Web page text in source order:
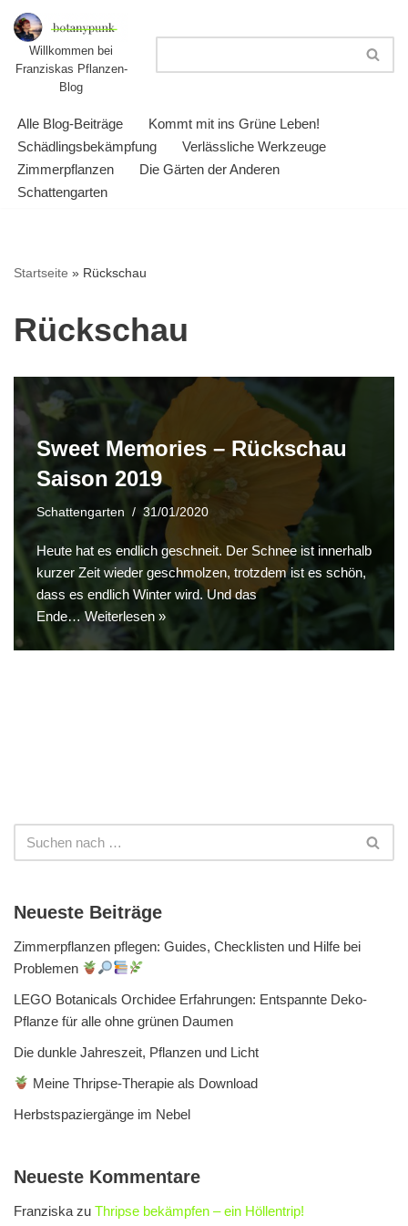
Zum
Inhalt
springen
Willkommen bei
Franziskas Pflanzen-
Blog
Alle Blog-Beiträge
Kommt mit ins Grüne Leben!
Schädlingsbekämpfung
Verlässliche Werkzeuge
Zimmerpflanzen
Die Gärten der Anderen
Schattengarten
Startseite » Rückschau
Rückschau
Sweet Memories – Rückschau
Saison 2019
Schattengarten 31/01/2020
Heute hat es endlich geschneit. Der Schnee ist innerhalb
kurzer Zeit wieder geschmolzen, trotzdem ist es schön,
dass es endlich Winter wird. Und das
Ende…Weiterlesen »
Neueste Beiträge
Zimmerpflanzen pflegen: Guides, Checklisten und Hilfe bei
Problemen
LEGO Botanicals Orchidee Erfahrungen: Entspannte Deko-
Pflanze für alle ohne grünen Daumen
Die dunkle Jahreszeit, Pflanzen und Licht
Meine Thripse-Therapie als Download
Herbstspaziergänge im Nebel
Neueste Kommentare
Franziska zu Thripse bekämpfen – ein Höllentrip!